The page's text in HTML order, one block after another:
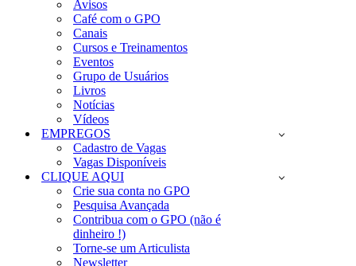
Avisos
Café com o GPO
Canais
Cursos e Treinamentos
Eventos
Grupo de Usuários
Livros
Notícias
Vídeos
EMPREGOS
Cadastro de Vagas
Vagas Disponíveis
CLIQUE AQUI
Crie sua conta no GPO
Pesquisa Avançada
Contribua com o GPO (não é
dinheiro !)
Torne-se um Articulista
Newsletter